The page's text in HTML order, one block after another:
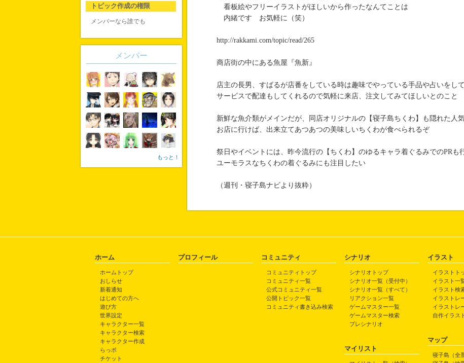
看板絵やフリーイラストがほしいから作ったなんてことは
内緒です お気軽に（笑）
http://rakkami.com/topic/read/265
商店街の中にある魚屋『魚新』
店主の長男、すばるが店番をしている時は趣味でやっている手品や占いをし
サービスで配達もしてくれるので気軽に来店、注文してみてほしいとのこと
新鮮な魚介類がメインだが、同店オリジナルの【寝子島ちくわ】も隠れた人
お店に行けば、出来立てあつあつの美味しいちくわが食べられるぞ
祭日やイベントには、昨今流行の【ちくわ】のゆるキャラ着ぐるみでのPRも
ユーモラスなちくわの着ぐるみにも注目したい
（週刊・寝子島ナビより抜粋）
トピック作成の権限
メンバーなら誰でも
メンバー
もっと！
ホーム
ホームトップ
おしらせ
新着通知
はじめての方へ
遊び方
世界設定
キャラクター一覧
キャラクター検索
キャラクター作成
らっポ
チケット
プロフィール コミュニティ
コミュニティトップ
コミュニティ一覧
公式コミュニティ一覧
公開トピック一覧
コミュニティ書き込み検索
シナリオ
シナリオトップ
シナリオ一覧（受付中）
シナリオ一覧（すべて）
リアクション一覧
ゲームマスター一覧
ゲームマスター検索
プレシナリオ
マイリスト
イラスト
イラストト
イラスト一
イラスト検
イラストレ
イラストレ
自作イラス
マップ
寝子島（全